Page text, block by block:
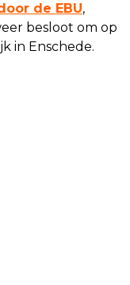
de EBU,
besloot om op
in Enschede.